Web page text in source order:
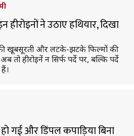
ने उठाए हथियार, दिखा
खूबसूरती और लटके-झटके फिल्मों की
हीरोइनें न सिर्फ पर्दे पर, बल्कि पर्दे
गई और डिंपल कपाड़िया बिना